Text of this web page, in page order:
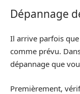
Dépannage
Il arrive parfois
comme prévu.
dépannage que
Premièrement,